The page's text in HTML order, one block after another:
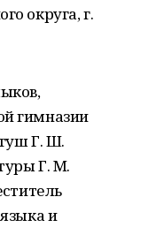
округа, г.
гимназии
Г. Ш.
Г. М.
и